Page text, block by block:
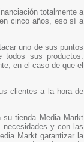
totalmente a
cinco años, eso sí a
uno de sus puntos
todos sus productos.
en el caso de que el
clientes a la hora de
su tienda Media Markt
y con las
Markt garantizar la